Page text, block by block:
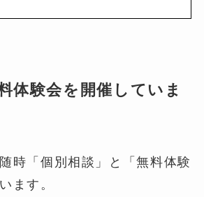
体験会を開催していま
時「個別相談」と「無料体験
ます。